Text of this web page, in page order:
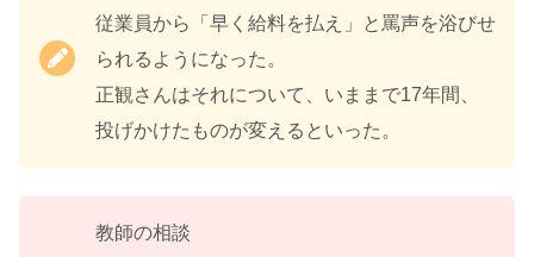
従業員から「早く給料を払え」と罵声を浴びせ
られるようになった。
正観さんはそれについて、いままで17年間、
投げかけたものが変えるといった。
教師の相談